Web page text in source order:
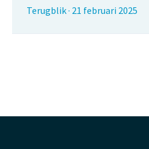
Terugblik· 21 februari 2025